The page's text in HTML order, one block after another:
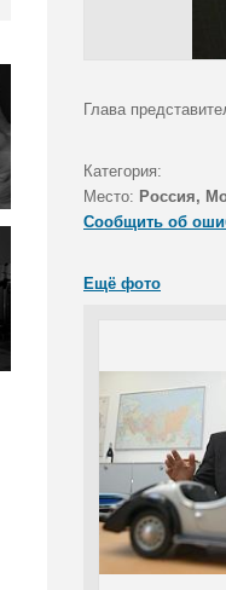
Глава
Категория:
Место: Россия,
Сообщить об
Ещё фото